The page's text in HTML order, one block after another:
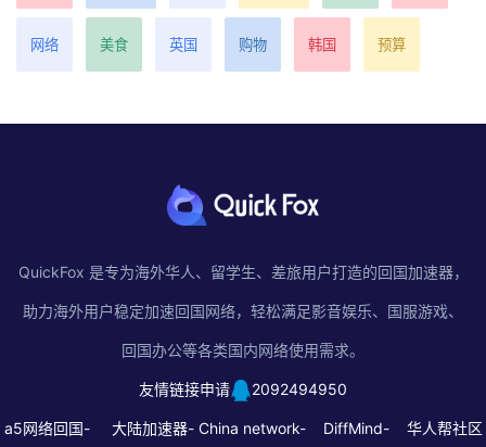
网络 美食 英国 购物 韩国 预算
QuickFox 是专为海外华人、留学生、差旅用户打造的回国加速器，
助力海外用户稳定加速回国网络，轻松满足影音娱乐、国服游戏、
回国办公等各类国内网络使用需求。
友情链接申请 2092494950
a5网络回国- 大陆加速器- China network- DiffMind- 华人帮社区